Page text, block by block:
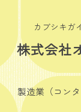
カブシキガ
株式会社
製造業（コン